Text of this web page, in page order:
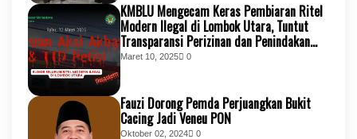
KMBLU Mengecam Keras Pembiaran Ritel
Modern Ilegal di Lombok Utara, Tuntut
Transparansi Perizinan dan Penindakan
Tegas
Maret 10, 2025 0
Fauzi Dorong Pemda Perjuangkan Bukit
Cacing Jadi Veneu PON
Oktober 02, 2024 0